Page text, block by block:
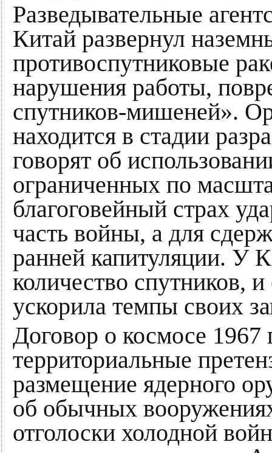
Разведывательные
Китай развернул
противоспутниковые
нарушения работы,
спутников-мишеней».
находится в стадии
говорят об
ограниченных по
благоговейный страх
часть войны, а для
ранней капитуляции. У
количество спутников,
ускорила темпы своих
Договор о космосе 1967
территориальные
размещение ядерного
об обычных
отголоски холодной